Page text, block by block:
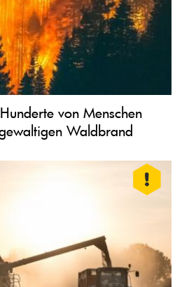
von Menschen
Waldbrand